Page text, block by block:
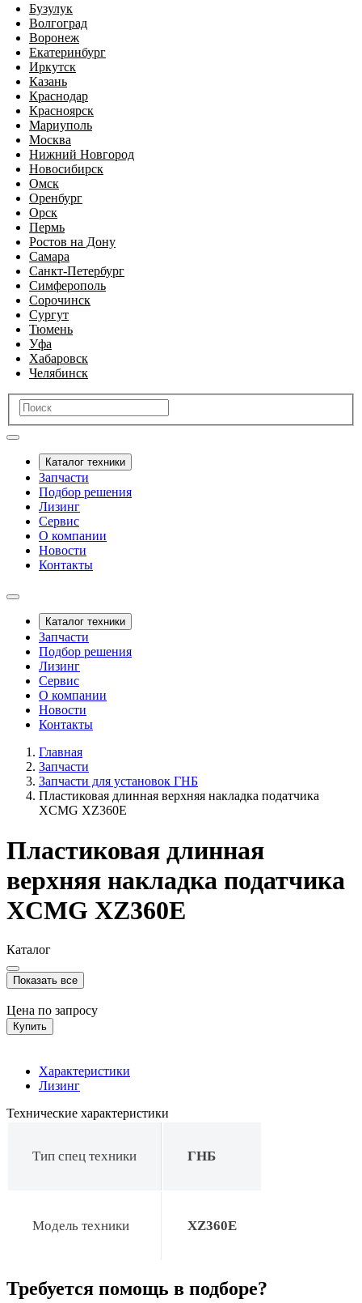
Бузулук
Волгоград
Воронеж
Екатеринбург
Иркутск
Казань
Краснодар
Красноярск
Мариуполь
Москва
Нижний Новгород
Новосибирск
Омск
Оренбург
Орск
Пермь
Ростов на Дону
Самара
Санкт-Петербург
Симферополь
Сорочинск
Сургут
Тюмень
Уфа
Хабаровск
Челябинск
Каталог техники
Запчасти
Подбор решения
Лизинг
Сервис
О компании
Новости
Контакты
Каталог техники
Запчасти
Подбор решения
Лизинг
Сервис
О компании
Новости
Контакты
Главная
Запчасти
Запчасти для установок ГНБ
Пластиковая длинная верхняя накладка податчика
XCMG XZ360E
Пластиковая длинная
верхняя накладка податчика
XCMG XZ360E
Каталог
Показать все
Цена по запросу
Купить
Характеристики
Лизинг
Технические характеристики
Тип спец техники ГНБ
Модель техники XZ360E
Требуется помощь в подборе?